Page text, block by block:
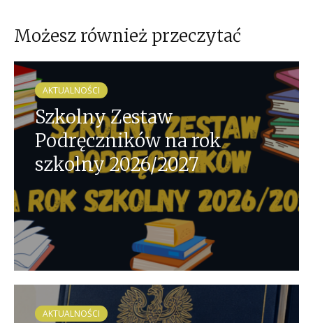
Możesz również przeczytać
AKTUALNOŚCI
Szkolny Zestaw
Podręczników na rok
szkolny 2026/2027
AKTUALNOŚCI